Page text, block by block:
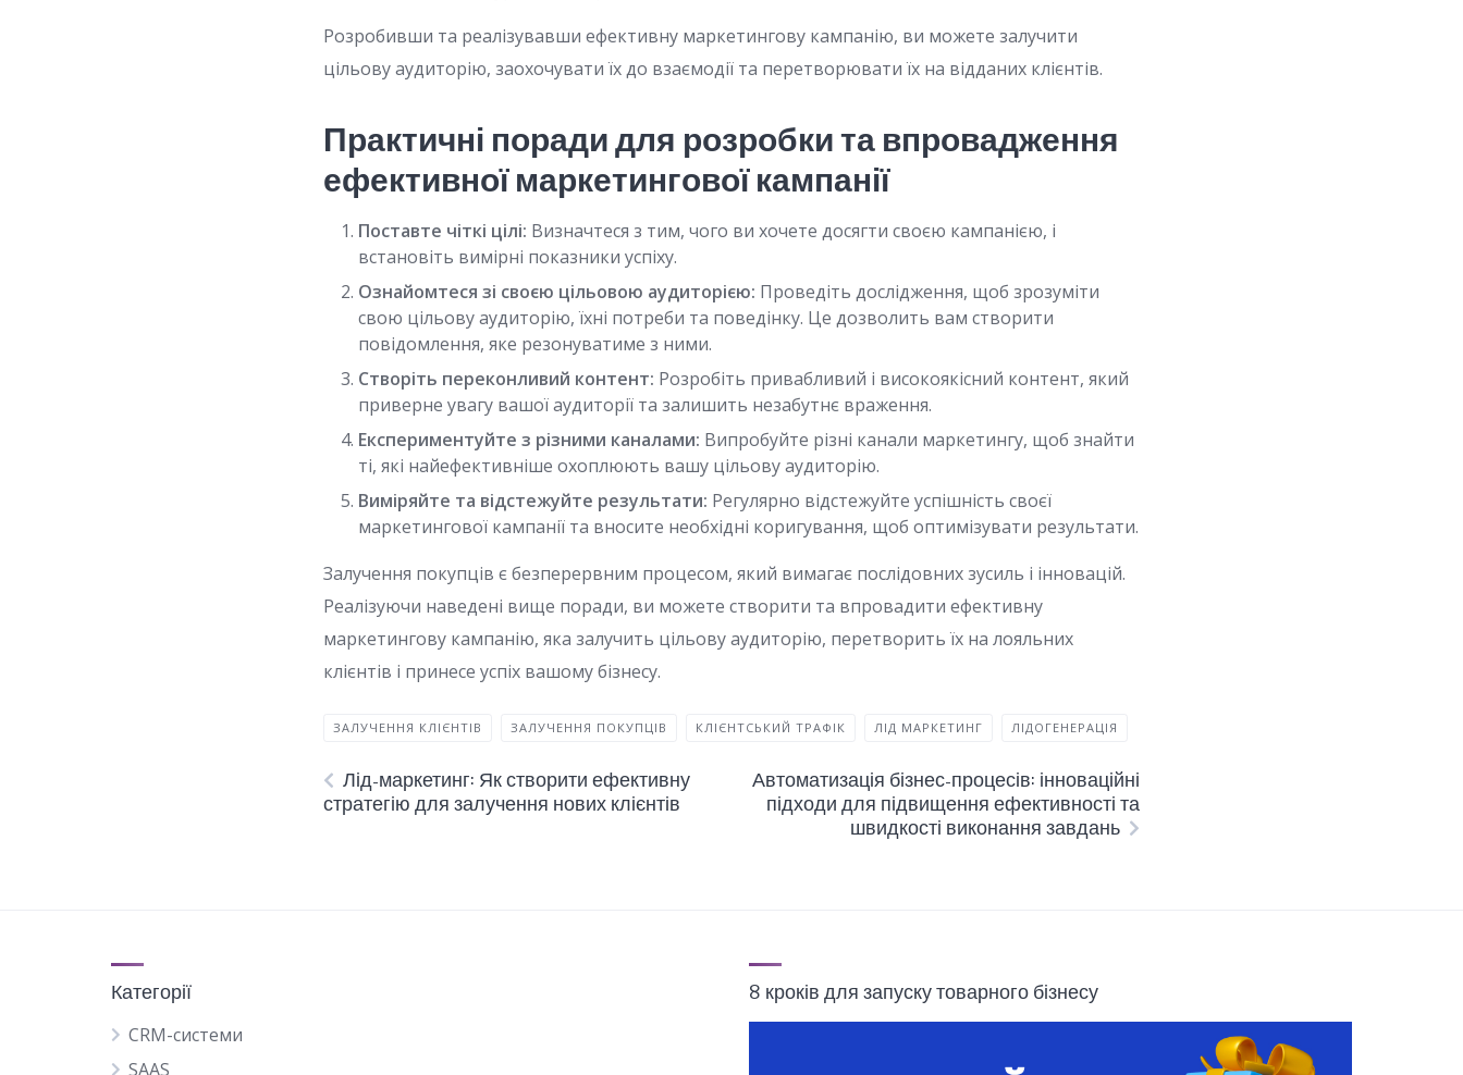
Розробивши та реалізувавши ефективну маркетингову кампанію, ви можете залучити
цільову аудиторію, заохочувати їх до взаємодії та перетворювати їх на відданих клієнтів.
Практичні поради для розробки та впровадження
ефективної маркетингової кампанії
Поставте чіткі цілі: Визначтеся з тим, чого ви хочете досягти своєю кампанією, і
встановіть вимірні показники успіху.
Ознайомтеся зі своєю цільовою аудиторією: Проведіть дослідження, щоб зрозуміти
свою цільову аудиторію, їхні потреби та поведінку. Це дозволить вам створити
повідомлення, яке резонуватиме з ними.
Створіть переконливий контент: Розробіть привабливий і високоякісний контент, який
приверне увагу вашої аудиторії та залишить незабутнє враження.
Експериментуйте з різними каналами: Випробуйте різні канали маркетингу, щоб знайти
ті, які найефективніше охоплюють вашу цільову аудиторію.
Виміряйте та відстежуйте результати: Регулярно відстежуйте успішність своєї
маркетингової кампанії та вносите необхідні коригування, щоб оптимізувати результати.
Залучення покупців є безперервним процесом, який вимагає послідовних зусиль і інновацій.
Реалізуючи наведені вище поради, ви можете створити та впровадити ефективну
маркетингову кампанію, яка залучить цільову аудиторію, перетворить їх на лояльних
клієнтів і принесе успіх вашому бізнесу.
ЗАЛУЧЕННЯ КЛІЄНТІВ ЗАЛУЧЕННЯ ПОКУПЦІВ КЛІЄНТСЬКИЙ ТРАФІК ЛІД МАРКЕТИНГ ЛІДОГЕНЕРАЦІЯ
Лід-маркетинг: Як створити ефективну
стратегію для залучення нових клієнтів
Автоматизація бізнес-процесів: інноваційні
підходи для підвищення ефективності та
швидкості виконання завдань
Категорії
CRM-системи
SAAS
8 кроків для запуску товарного бізнесу